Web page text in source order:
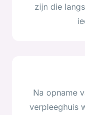
zijn die
Na opname
verpleeghuis